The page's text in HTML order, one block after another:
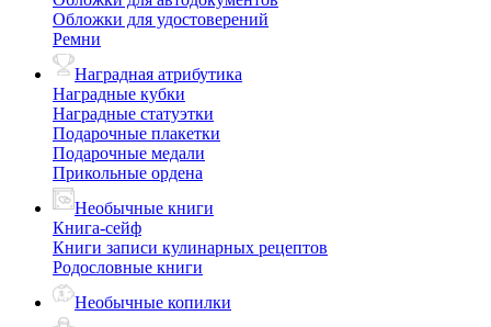
Обложки для удостоверений
Ремни
Наградная атрибутика
Наградные кубки
Наградные статуэтки
Подарочные плакетки
Подарочные медали
Прикольные ордена
Необычные книги
Книга-сейф
Книги записи кулинарных рецептов
Родословные книги
Необычные копилки